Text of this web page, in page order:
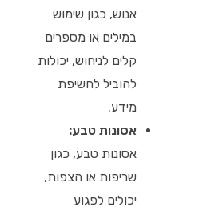
אנוש, כגון שימוש
במילים או מספרים
קלים לניחוש, יכולות
להוביל לחשיפת
מידע.
אסונות טבע:
אסונות טבע, כגון
שריפות או הצפות,
יכולים לפגוע